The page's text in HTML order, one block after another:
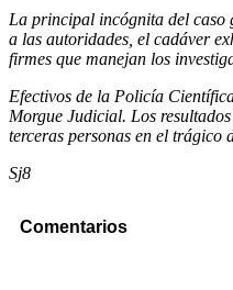
La principal incógnita del caso
a las autoridades, el cadáver
firmes que manejan los
Efectivos de la Policía
Morgue Judicial. Los
terceras personas en el trágico
Sj8
Comentarios